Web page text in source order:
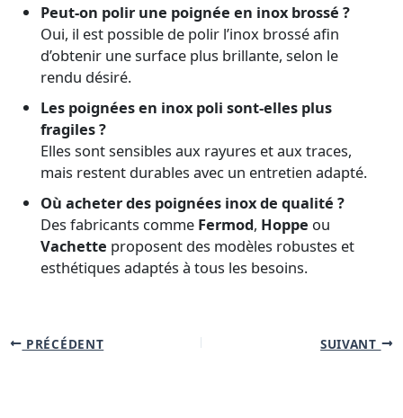
Peut-on polir une poignée en inox brossé ?
Oui, il est possible de polir l’inox brossé afin
d’obtenir une surface plus brillante, selon le
rendu désiré.
Les poignées en inox poli sont-elles plus
fragiles ?
Elles sont sensibles aux rayures et aux traces,
mais restent durables avec un entretien adapté.
Où acheter des poignées inox de qualité ?
Des fabricants comme Fermod, Hoppe ou
Vachette proposent des modèles robustes et
esthétiques adaptés à tous les besoins.
PRÉCÉDENT SUIVANT